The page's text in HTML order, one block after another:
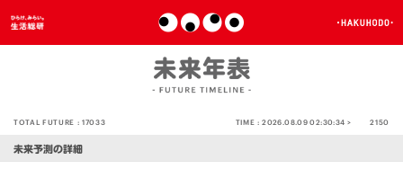
TOTAL FUTURE :17033 TIME :2026.08.09 02:30:34 > 2150
未来予測の詳細